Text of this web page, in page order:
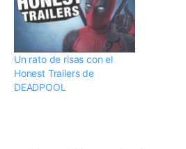
Un rato de risas con el
Honest Trailers de
DEADPOOL